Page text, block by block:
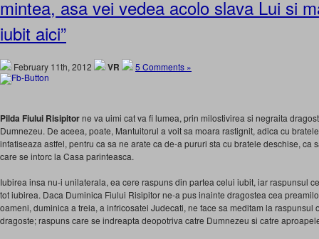
mintea, asa vei vedea acolo slava Lui si
iubit aici”
February 11th, 2012 VR 5 Comments »
Pilda Fiului Risipitorne va uimi cat va fi lumea, prin milosti­virea si negraita
Dumnezeu. De aceea, poate, Mantuitorul a voit sa moara rastignit, adica cu
infatiseaza astfel, pentru ca sa ne arate ca de-a pururi sta cu bratele deschise, ca
care se intorc la Casa parinteasca.
Iubirea insa nu-i unilaterala, ea cere raspuns din partea celui iubit, iar raspunsul
tot iubirea. Daca Duminica Fiului Risipitor ne-a pus inainte dragostea cea
oameni, duminica a treia, a infricosatei Judecati, ne face sa meditam la raspunsul
dragoste; raspuns care se indreapta deopotriva catre Dumnezeu si catre